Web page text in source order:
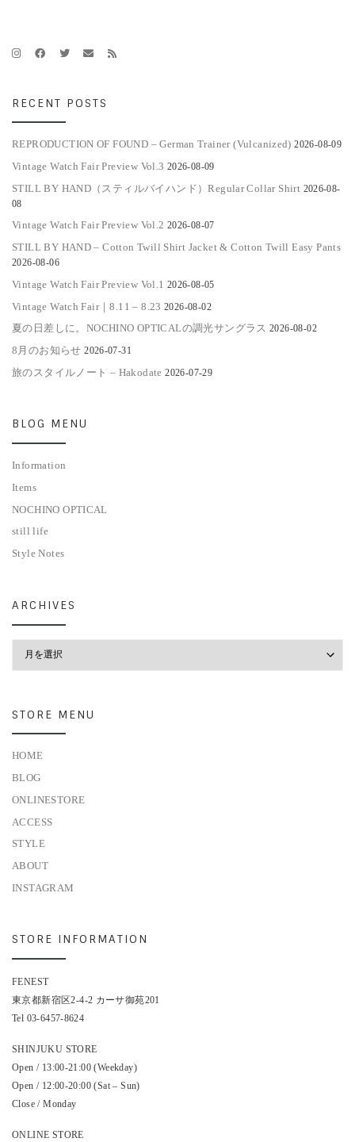
RECENT POSTS
REPRODUCTION OF FOUND – German Trainer (Vulcanized) 2026-08-09
Vintage Watch Fair Preview Vol.3 2026-08-09
STILL BY HAND（スティルバイハンド）Regular Collar Shirt 2026-08-
08
Vintage Watch Fair Preview Vol.2 2026-08-07
STILL BY HAND – Cotton Twill Shirt Jacket & Cotton Twill Easy Pants
2026-08-06
Vintage Watch Fair Preview Vol.1 2026-08-05
Vintage Watch Fair｜8.11 – 8.23 2026-08-02
夏の日差しに。NOCHINO OPTICALの調光サングラス 2026-08-02
8月のお知らせ 2026-07-31
旅のスタイルノート – Hakodate 2026-07-29
BLOG MENU
Information
Items
NOCHINO OPTICAL
still life
Style Notes
ARCHIVES
STORE MENU
HOME
BLOG
ONLINESTORE
ACCESS
STYLE
ABOUT
INSTAGRAM
STORE INFORMATION
FENEST
東京都新宿区2-4-2 カーサ御苑201
Tel 03-6457-8624
SHINJUKU STORE
Open / 13:00-21:00 (Weekday)
Open / 12:00-20:00 (Sat – Sun)
Close / Monday
ONLINE STORE